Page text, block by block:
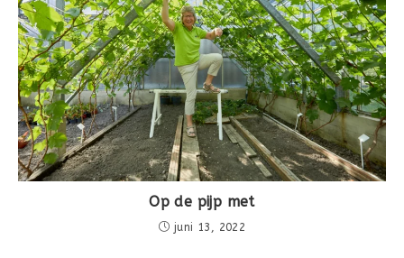
Op de pijp met
juni 13, 2022